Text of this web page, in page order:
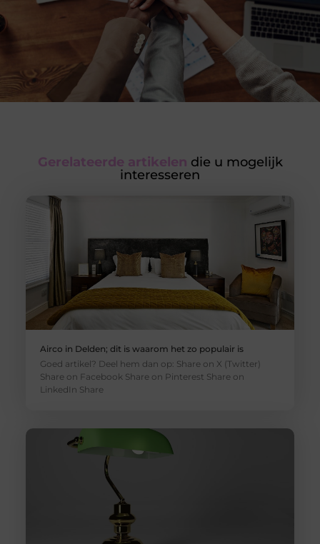
Gerelateerde artikelen die u mogelijk
interesseren
Airco in Delden; dit is waarom het zo populair is
Goed artikel? Deel hem dan op: Share on X (Twitter)
Share on Facebook Share on Pinterest Share on
LinkedIn Share